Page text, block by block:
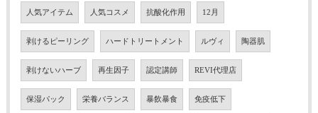
人気アイテム 人気コスメ 抗酸化作用 12月
剥けるピーリング ハードトリートメント ルヴィ 陶器肌
剥けないハーブ 再生因子 認定講師 REVI代理店
保湿パック 栄養バランス 暴飲暴食 免疫低下